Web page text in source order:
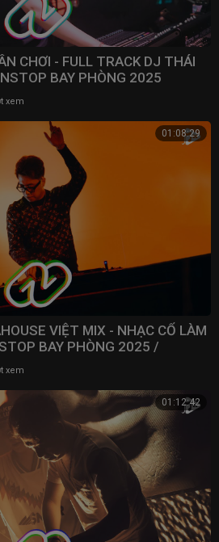
CHƠI - FULL TRACK DJ THÁI
BAY PHÒNG 2025
xem
01:08:29
VIỆT MIX - NHẠC CỔ LÀM
BAY PHÒNG 2025 /
xem
01:12:42